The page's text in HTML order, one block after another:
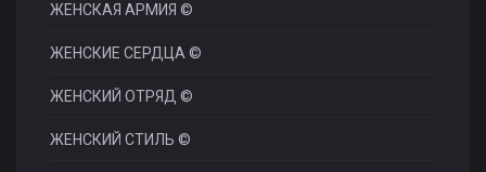
ЖЕНСКАЯ АРМИЯ ©
ЖЕНСКИЕ СЕРДЦА ©
ЖЕНСКИЙ ОТРЯД ©
ЖЕНСКИЙ СТИЛЬ ©